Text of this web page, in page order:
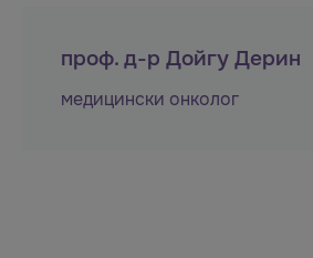
проф. д-р Дойгу Дерин
медицински онколог